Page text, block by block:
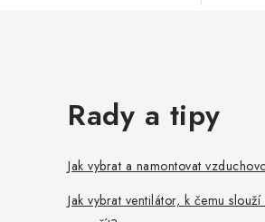
Rady a tipy
Jak vybrat a namontovat
Jak vybrat ventilátor, k čemu slouží